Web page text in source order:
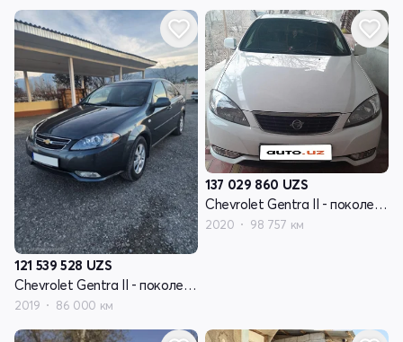
121 539 528 UZS
Chevrolet Gentra II - поколение
2019 86 000 км
137 029 860 UZS
Chevrolet Gentra II - поколение
2020 98 757 км